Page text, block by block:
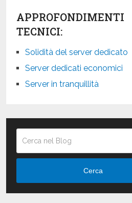
APPROFONDIMENTI
TECNICI:
Solidità del server dedicato
Server dedicati economici
Server in tranquillità
Cerca